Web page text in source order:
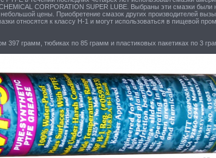
CORPORATION SUPER LUBE. Выбраны эти смазки были
цены. Приобретение смазок других производителей
относятся к классу Н-1 и могут использоваться в пищевой
397 грамм, тюбиках по 85 грамм и пластиковых пакетиках по 3